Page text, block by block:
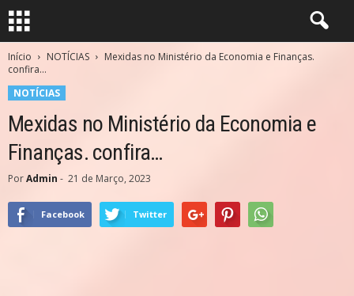
Início NOTÍCIAS
Mexidas no Ministério da Economia e Finanças.
confira…
NOTÍCIAS
Mexidas no Ministério da Economia e
Finanças. confira…
PorAdmin - 21 de Março, 2023
Facebook Twitter